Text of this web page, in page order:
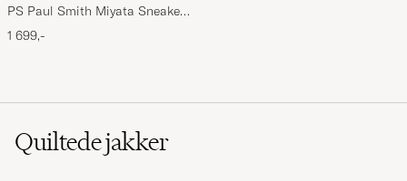
PS Paul Smith Miyata Sneaker
White
1 699,-
Quiltede jakker